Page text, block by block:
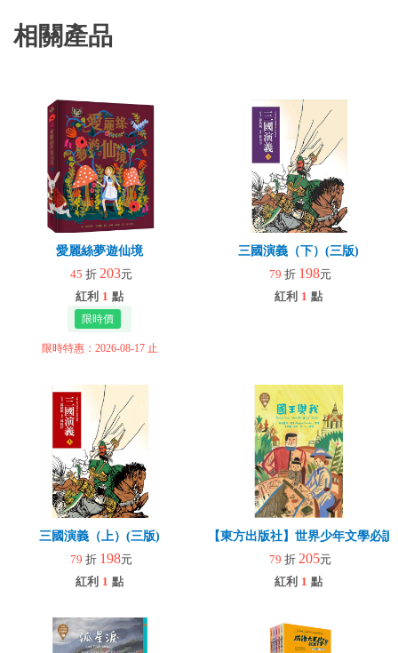
相關產品
愛麗絲夢遊仙境
45 折 203元
紅利 1 點
限時特惠：2026-08-17 止
三國演義（下）(三版)
79 折 198元
紅利 1 點
三國演義（上）(三版)
79 折 198元
紅利 1 點
【東方出版社】世界少年文學必
79 折 205元
紅利 1 點